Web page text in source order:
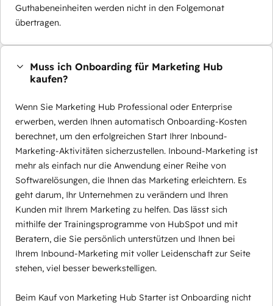
Guthabeneinheiten werden nicht in den Folgemonat
übertragen.
Muss ich Onboarding für Marketing Hub
kaufen?
Wenn Sie Marketing Hub Professional oder Enterprise
erwerben, werden Ihnen automatisch Onboarding-Kosten
berechnet, um den erfolgreichen Start Ihrer Inbound-
Marketing-Aktivitäten sicherzustellen. Inbound-Marketing ist
mehr als einfach nur die Anwendung einer Reihe von
Softwarelösungen, die Ihnen das Marketing erleichtern. Es
geht darum, Ihr Unternehmen zu verändern und Ihren
Kunden mit Ihrem Marketing zu helfen. Das lässt sich
mithilfe der Trainingsprogramme von HubSpot und mit
Beratern, die Sie persönlich unterstützen und Ihnen bei
Ihrem Inbound-Marketing mit voller Leidenschaft zur Seite
stehen, viel besser bewerkstelligen.
Beim Kauf von Marketing Hub Starter ist Onboarding nicht